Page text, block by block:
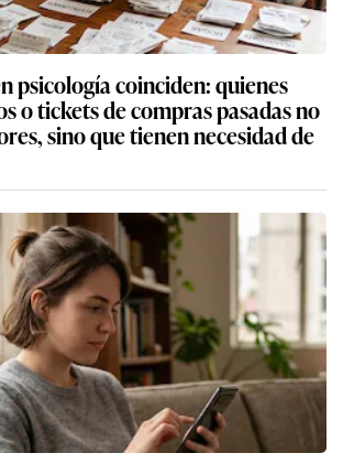
psicología coinciden: quienes
o tickets de compras pasadas no
sino que tienen necesidad de